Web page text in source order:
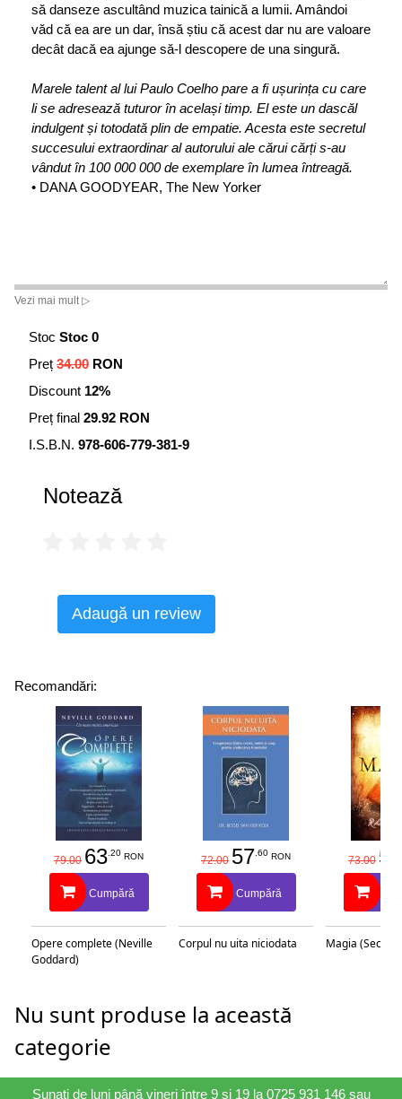
să danseze ascultând muzica tainică a lumii. Amândoi
văd că ea are un dar, însă știu că acest dar nu are valoare
decât dacă ea ajunge să-l descopere de una singură.
Marele talent al lui Paulo Coelho pare a fi ușurința cu care
li se adresează tuturor în același timp. El este un dascăl
indulgent și totodată plin de empatie. Acesta este secretul
succesului extraordinar al autorului ale cărui cărți s-au
vândut în 100 000 000 de exemplare în lumea întreagă.
• DANA GOODYEAR, The New Yorker
Vezi mai mult ▷
Stoc Stoc 0
Preț 34.00 RON
Discount 12%
Preț final 29.92 RON
I.S.B.N. 978-606-779-381-9
Notează
Adaugă un review
Recomandări:
79.00 63.20 RON
Cumpără
Opere complete (Neville
Goddard)
72.00 57.60 RON
Cumpără
Corpul nu uita niciodata
73.00 58
Magia
Nu sunt produse la această
categorie
Sunați de luni până vineri între 9 și 19 la 0725 931 146 sau